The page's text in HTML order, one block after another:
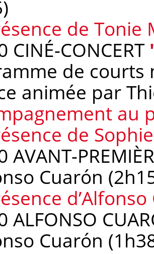
de Tonie
CINÉ-CONCERT
de courts
animée par
au
de
AVANT-
Cuarón
ALFONSO
Cuarón